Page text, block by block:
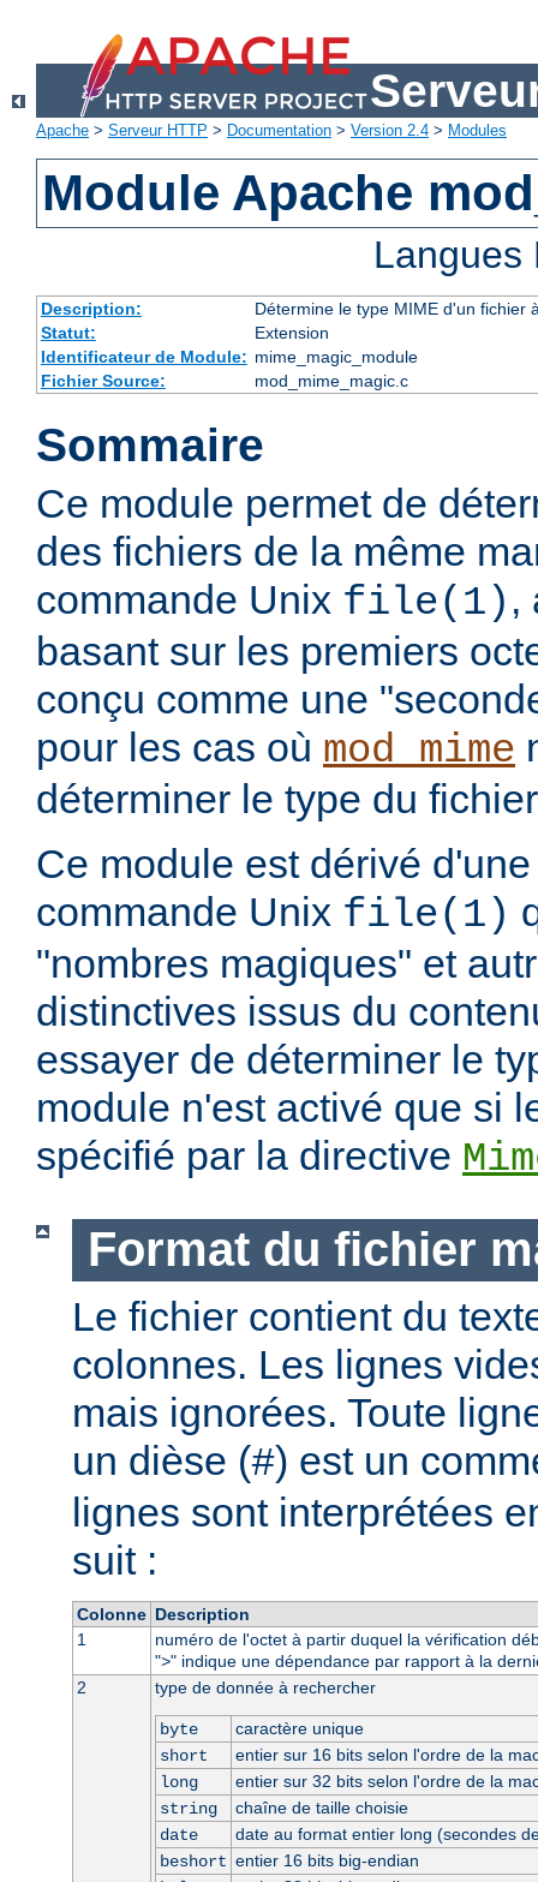
Apache > Serveur HTTP > Documentation > Version 2.4 > Modules
Module Apache
Description:
Détermine le type MIME d'un fichier
Statut:
Extension
Identificateur de Module: mime_magic_module
Fichier Source:
mod_mime_magic.c
Sommaire
Ce module permet de
des fichiers de la même
commande Unix file(1) ,
basant sur les premiers
conçu comme une
pour les cas où mod_mime
déterminer le type du
Ce module est dérivé
commande Unix file(1)
"nombres magiques" et
distinctives issus du
essayer de déterminer le
module n'est activé que si
spécifié par la directive
Format du fichier
Le fichier contient du
colonnes. Les lignes
mais ignorées. Toute
un dièse (#) est un
lignes sont interprétées
suit :
Colonne Description
1
numéro de l'octet à partir duquel la vérification
">" indique une dépendance par rapport à la
2
type de donnée à rechercher
byte
caractère unique
short
entier sur 16 bits selon l'ordre de la
long
entier sur 32 bits selon l'ordre de la
string
chaîne de taille choisie
date
date au format entier long (secondes
beshort entier 16 bits big-endian